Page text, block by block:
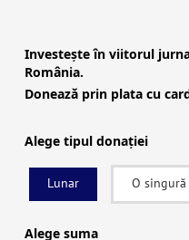
facebook|
Politica de
© 2022 Context.ro. Toate
Investește în viitorul
România.
Donează prin plata cu
Alege tipul donației
Lunar O singură
Alege suma